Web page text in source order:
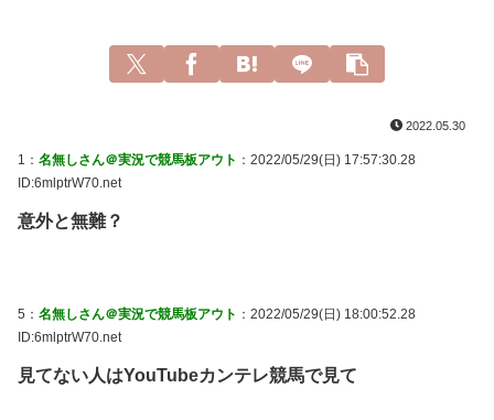
2022.05.30
1： 名無しさん＠実況で競馬板アウト ：2022/05/29(日) 17:57:30.28
ID:6mlptrW70.net
意外と無難？
5： 名無しさん＠実況で競馬板アウト ：2022/05/29(日) 18:00:52.28
ID:6mlptrW70.net
見てない人はYouTubeカンテレ競馬で見て